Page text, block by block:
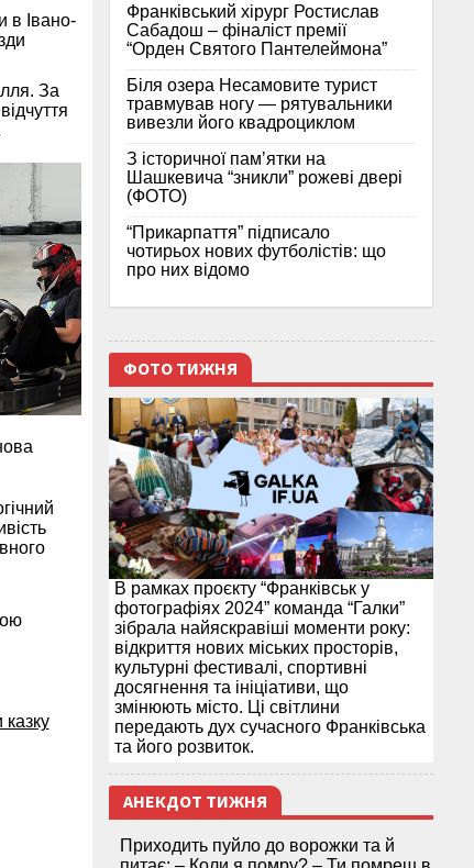
в Івано-
За
Франківський хірург Ростислав
Сабадош – фіналіст премії
“Орден Святого Пантелеймона”
Біля озера Несамовите турист
травмував ногу — рятувальники
вивезли його квадроциклом
З історичної памʼятки на
Шашкевича “зникли” рожеві двері
(ФОТО)
“Прикарпаття” підписало
чотирьох нових футболістів: що
про них відомо
ФОТО ТИЖНЯ
В рамках проєкту “Франківськ у
фотографіях 2024” команда “Галки”
зібрала найяскравіші моменти року:
відкриття нових міських просторів,
культурні фестивалі, спортивні
досягнення та ініціативи, що
змінюють місто. Ці світлини
передають дух сучасного Франківська
та його розвиток.
АНЕКДОТ ТИЖНЯ
Приходить пуйло до ворожки та й